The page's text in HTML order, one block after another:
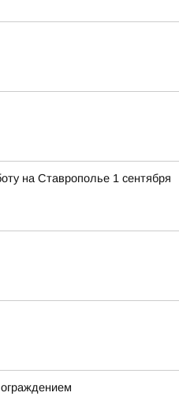
на Ставрополье 1 сентября